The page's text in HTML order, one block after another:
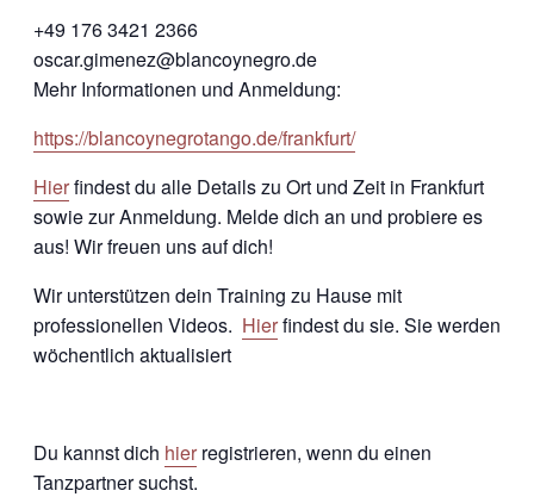
+49 176 3421 2366
oscar.gimenez@blancoynegro.de
Mehr Informationen und Anmeldung:
https://blancoynegrotango.de/frankfurt/
Hierfindest du alle Details zu Ort und Zeit in Frankfurt
sowie zur Anmeldung. Melde dich an und probiere es
aus! Wir freuen uns auf dich!
Wir unterstützen dein Training zu Hause mit
professionellen Videos. Hierfindest du sie. Sie werden
wöchentlich aktualisiert
Du kannst dich hier registrieren, wenn du einen
Tanzpartner suchst.